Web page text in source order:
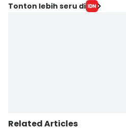
Tonton lebih seru di
Related Articles